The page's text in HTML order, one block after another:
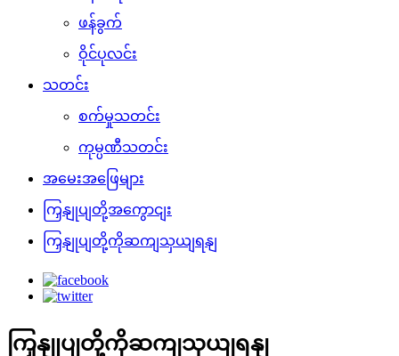
ဖန်ခွက်
ဝိုင်ပုလင်း
သတင်း
စက်မှုသတင်း
ကုမ္ပဏီသတင်း
အမေးအဖြေများ
ကြှနျုပျတို့အကွောငျး
ကြှနျုပျတို့ကိုဆကျသှယျရနျ
ကြှနျုပျတို့ကိုဆကျသှယျရနျ